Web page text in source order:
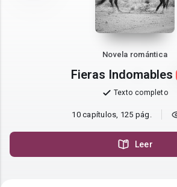
Novela romántica
Fieras Indomables
Texto completo
10 capítulos, 125 pág.
Leer